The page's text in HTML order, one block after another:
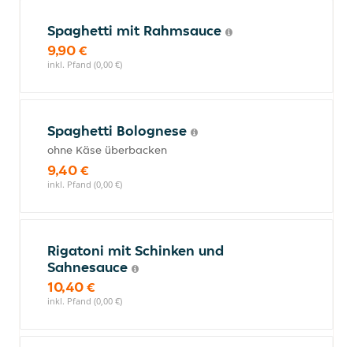
Spaghetti mit Rahmsauce
9,90 €
inkl. Pfand (0,00 €)
Spaghetti Bolognese
ohne Käse überbacken
9,40 €
inkl. Pfand (0,00 €)
Rigatoni mit Schinken und
Sahnesauce
10,40 €
inkl. Pfand (0,00 €)